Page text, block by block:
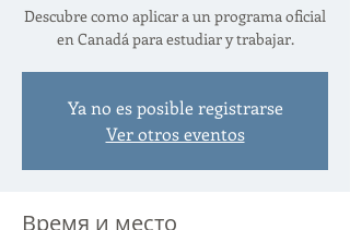
Descubre como aplicar a un programa oficial
en Canadá para estudiar y trabajar.
Ya no es posible registrarse
Ver otros eventos
Время и место